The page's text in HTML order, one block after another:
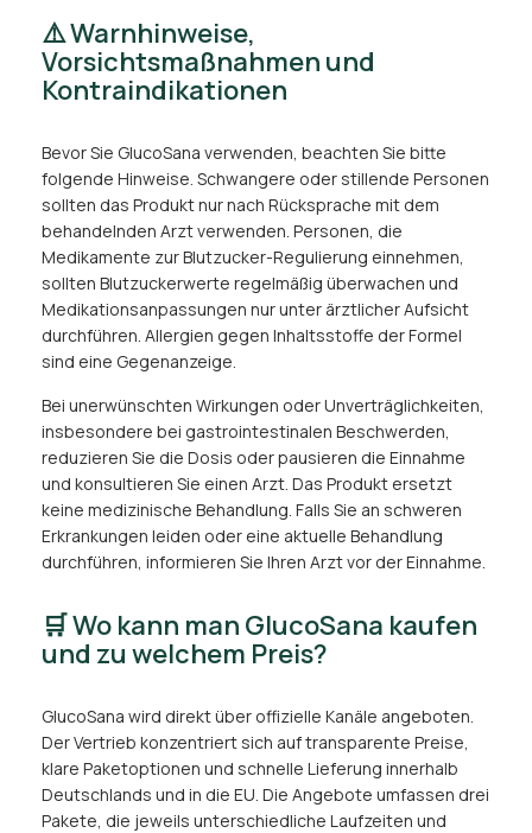
⚠️ Warnhinweise,
Vorsichtsmaßnahmen und
Kontraindikationen
Bevor Sie GlucoSana verwenden, beachten Sie bitte
folgende Hinweise. Schwangere oder stillende Personen
sollten das Produkt nur nach Rücksprache mit dem
behandelnden Arzt verwenden. Personen, die
Medikamente zur Blutzucker-Regulierung einnehmen,
sollten Blutzuckerwerte regelmäßig überwachen und
Medikationsanpassungen nur unter ärztlicher Aufsicht
durchführen. Allergien gegen Inhaltsstoffe der Formel
sind eine Gegenanzeige.
Bei unerwünschten Wirkungen oder Unverträglichkeiten,
insbesondere bei gastrointestinalen Beschwerden,
reduzieren Sie die Dosis oder pausieren die Einnahme
und konsultieren Sie einen Arzt. Das Produkt ersetzt
keine medizinische Behandlung. Falls Sie an schweren
Erkrankungen leiden oder eine aktuelle Behandlung
durchführen, informieren Sie Ihren Arzt vor der Einnahme.
🛒 Wo kann man GlucoSana kaufen
und zu welchem Preis?
GlucoSana wird direkt über offizielle Kanäle angeboten.
Der Vertrieb konzentriert sich auf transparente Preise,
klare Paketoptionen und schnelle Lieferung innerhalb
Deutschlands und in die EU. Die Angebote umfassen drei
Pakete, die jeweils unterschiedliche Laufzeiten und